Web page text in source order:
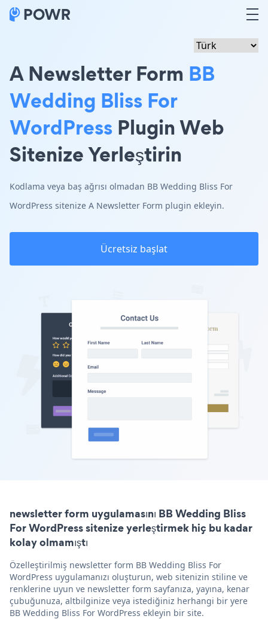
A Newsletter Form BB
Wedding Bliss For
WordPress Plugin Web
Sitenize Yerleştirin
Kodlama veya baş ağrısı olmadan BB Wedding Bliss For
WordPress sitenize A Newsletter Form plugin ekleyin.
Ücretsiz başlat
newsletter form uygulamasını BB Wedding Bliss
For WordPress sitenize yerleştirmek hiç bu kadar
kolay olmamıştı
Özelleştirilmiş newsletter form BB Wedding Bliss For
WordPress uygulamanızı oluşturun, web sitenizin stiline ve
renklerine uyun ve newsletter form sayfanıza, yayına, kenar
çubuğunuza, altbilginize veya istediğiniz herhangi bir yere
BB Wedding Bliss For WordPress ekleyin bir site.